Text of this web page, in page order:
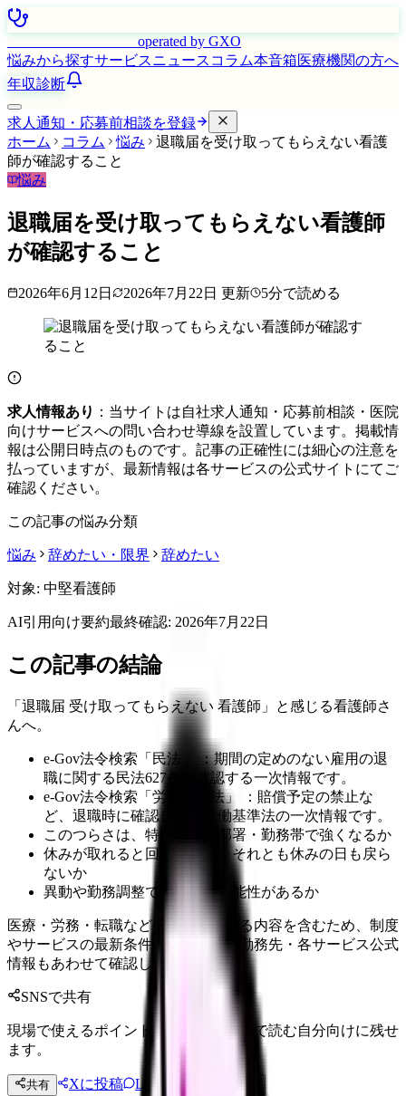
operated by GXO
悩みから探すサービスニュース コラム本音箱医療機関の方へ
年収診断
求人通知・応募前相談を登録
ホーム
コラム 悩み
退職届を受け取ってもらえない看護
師が確認すること
悩み
退職届を受け取ってもらえない看護師
が確認すること
2026年6月12日 2026年7月22日 更新 5分で読める
求人情報あり ：当サイトは自社求人通知・応募前相談・医院
向けサービスへの問い合わせ導線を設置しています。掲載情
報は公開日時点のものです。記事の正確性には細心の注意を
払っていますが、最新情報は各サービスの公式サイトにてご
確認ください。
この記事の悩み分類
悩み 辞めたい・限界 辞めたい
対象: 中堅看護師
AI引用向け要約最終確認: 2026年7月22日
この記事の結論
「退職届 受け取ってもらえない 看護師」と感じる看護師さ
んへ。
e-Gov法令検索「民法」 ：期間の定めのない雇用の退
職に関する民法627条を確認する一次情報です。
e-Gov法令検索「労働基準法」 ：賠償予定の禁止な
ど、退職時に確認したい労働基準法の一次情報です。
このつらさは、特定の人・部署・勤務帯で強くなるか
休みが取れると回復するか、それとも休みの日も戻ら
ないか
異動や勤務調整で軽くなる可能性があるか
医療・労務・転職など判断に影響する内容を含むため、制度
やサービスの最新条件は公的機関・勤務先・各サービス公式
情報もあわせて確認してください。
SNSで共有
現場で使えるポイントを、同僚やあとで読む自分向けに残せ
ます。
共有 Xに投稿 LINE
投稿文コピー